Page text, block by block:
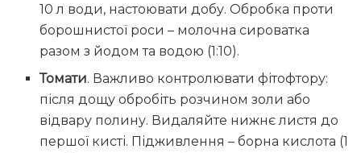
10 л води, настоювати добу. Обробка проти
борошнистої роси – молочна сироватка
разом з йодом та водою (1:10).
Томати. Важливо контролювати фітофтору:
після дощу обробіть розчином золи або
відвару полину. Видаляйте нижнє листя до
першої кисті. Підживлення – борна кислота (1